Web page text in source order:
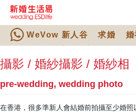
WeVow 新人谷 求婚 婚
>結婚通識
攝影 / 婚紗攝影 / 婚紗相
pre-wedding, wedding photo
在香港，很多準新人會結婚前拍攝至少婚照